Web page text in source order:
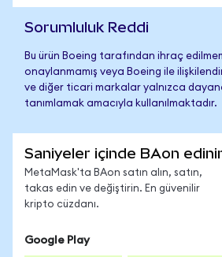
Sorumluluk Reddi
Bu ürün Boeing tarafından ihraç
onaylanmamış veya Boeing ile
ve diğer ticari markalar yalnızca
tanımlamak amacıyla kullanılmaktadır.
Saniyeler içinde BAon
MetaMask'ta BAon satın alın, satın,
takas edin ve değiştirin. En güvenilir
kripto cüzdanı.
Google Play